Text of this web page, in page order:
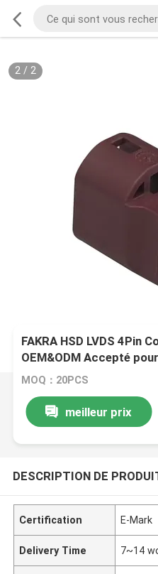
2/ 2
FAKRA HSD LVDS 4Pin
OEM&ODM Accepté
MOQ：20PCS
meilleur prix
DESCRIPTION DE
Certification E-Mark
Delivery Time 7~14